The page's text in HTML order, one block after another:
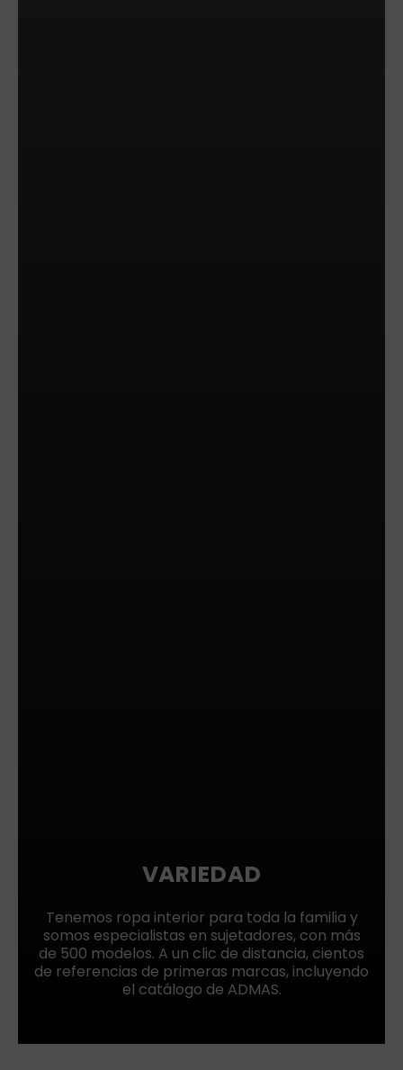
VARIEDAD
Tenemos ropa interior para toda la familia y
somos especialistas en sujetadores, con más
de 500 modelos. A un clic de distancia, cientos
de referencias de primeras marcas, incluyendo
el catálogo de ADMAS.